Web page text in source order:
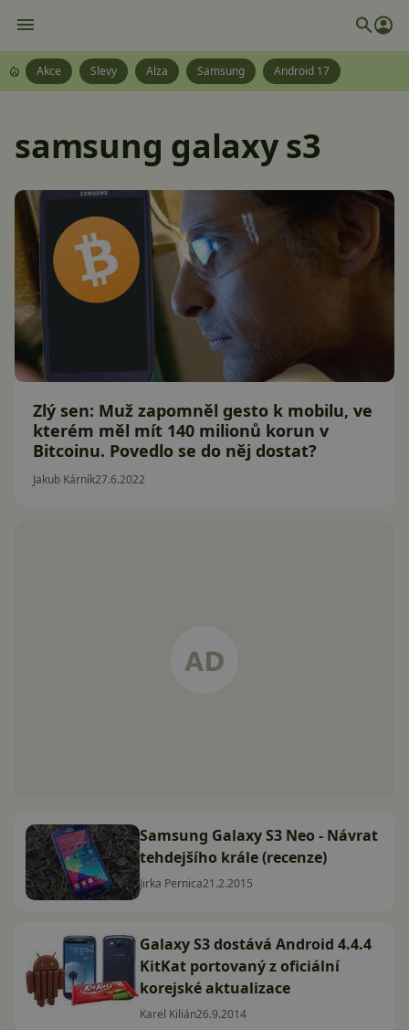
Akce Slevy Alza Samsung Android 17
samsung galaxy s3
Zlý sen: Muž zapomněl gesto k mobilu, ve
kterém měl mít 140 milionů korun v
Bitcoinu. Povedlo se do něj dostat?
Jakub Kárník27.6.2022
Samsung Galaxy S3 Neo - Návrat
tehdejšího krále (recenze)
Jirka Pernica21.2.2015
Galaxy S3 dostává Android 4.4.4
KitKat portovaný z oficiální
korejské aktualizace
Karel Kilián26.9.2014